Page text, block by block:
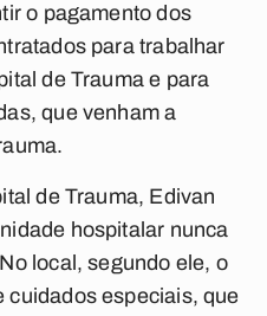
o pagamento dos
para trabalhar
de Trauma e para
que venham a
de Trauma, Edivan
hospitalar nunca
local, segundo ele, o
cuidados especiais, que